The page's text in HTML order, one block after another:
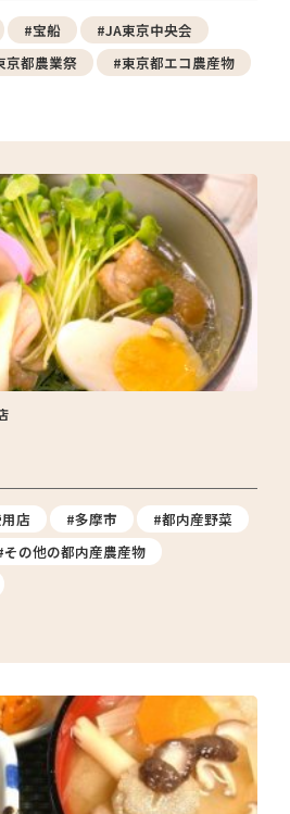
#宝船
#JA東京中央会
京都農業祭 #東京都エコ農産物
店 #多摩市
#都内産野菜
その他の都内産農産物